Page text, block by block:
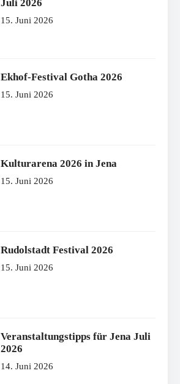
Juli 2026
15. Juni 2026
Ekhof-Festival Gotha 2026
15. Juni 2026
Kulturarena 2026 in Jena
15. Juni 2026
Rudolstadt Festival 2026
15. Juni 2026
Veranstaltungstipps für Jena Juli
2026
14. Juni 2026